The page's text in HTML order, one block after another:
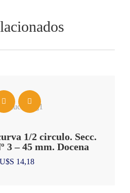
1/2 circulo. Secc.
3 – 45 mm. Docena
U$S 14,18